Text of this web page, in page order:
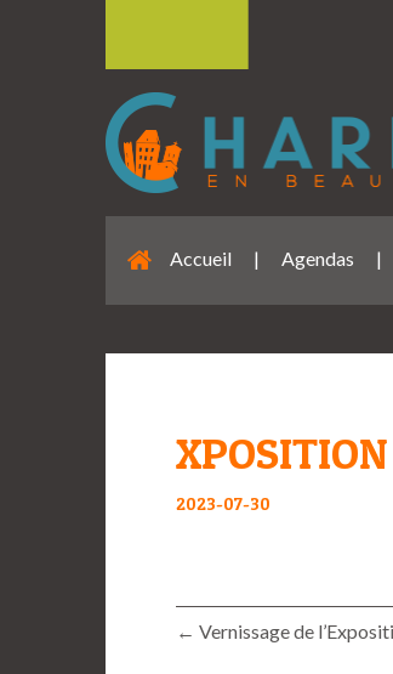
Accueil | Agendas |
2023-07-30
← Vernissage de